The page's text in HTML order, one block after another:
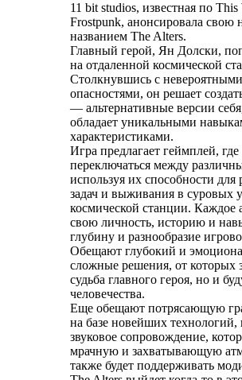
11 bit studios, известная по
Frostpunk, анонсировала свою
названием The Alters.
Главный герой, Ян Долски,
на отдаленной космической
Столкнувшись с
опасностями, он решает
— альтернативные версии
обладает уникальными
характеристиками.
Игра предлагает геймплей,
переключаться между
используя их способности
задач и выживания в суровых
космической станции. Каждое
свою личность, историю и
глубину и разнообразие
Обещают глубокий и
сложные решения, от которых
судьба главного героя, но и
человечества.
Еще обещают потрясающую
на базе новейших технологий,
звуковое сопровождение,
мрачную и захватывающую
также будет поддерживать